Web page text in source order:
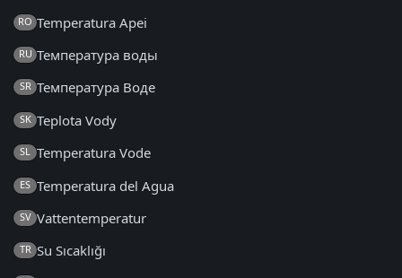
RO Temperatura Apei
RU Температура воды
SR Температура Воде
SK Teplota Vody
SL Temperatura Vode
ES Temperatura del Agua
SV Vattentemperatur
TR Su Sıcaklığı